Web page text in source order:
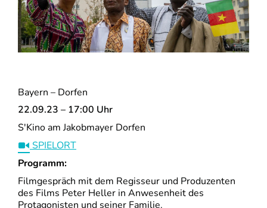
Bayern – Dorfen
22.09.23 – 17:00 Uhr
S'Kino am Jakobmayer Dorfen
SPIELORT
Programm:
Filmgespräch mit dem Regisseur und Produzenten
des Films Peter Heller in Anwesenheit des
Protagonisten und seiner Familie.